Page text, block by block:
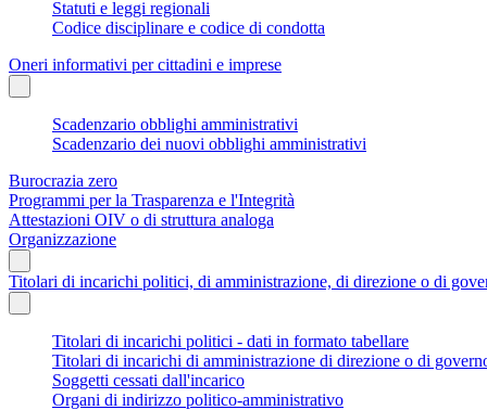
Statuti e leggi regionali
Codice disciplinare e codice di condotta
Oneri informativi per cittadini e imprese
Scadenzario obblighi amministrativi
Scadenzario dei nuovi obblighi amministrativi
Burocrazia zero
Programmi per la Trasparenza e l'Integrità
Attestazioni OIV o di struttura analoga
Organizzazione
Titolari di incarichi politici, di amministrazione, di direzione o di
Titolari di incarichi politici - dati in formato tabellare
Titolari di incarichi di amministrazione di direzione o di
Soggetti cessati dall'incarico
Organi di indirizzo politico-amministrativo